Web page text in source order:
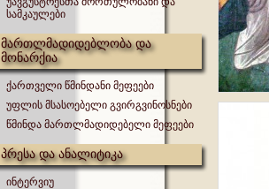
სამკაულები
მართლმადიდებლობა და
მონარქია
ქართველი წმინდანი მეფეები
უფლის მსასოებელი გვირგვინოსნები
წმინდა მართლმადიდებელი მეფეები
პრესა და ანალიტიკა
ინტერვიუ